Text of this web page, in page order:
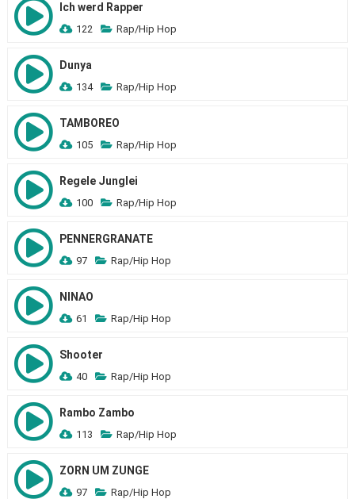
Ich werd Rapper
122 Rap/Hip Hop
Dunya
134 Rap/Hip Hop
TAMBOREO
105 Rap/Hip Hop
Regele Junglei
100 Rap/Hip Hop
PENNERGRANATE
97 Rap/Hip Hop
NINAO
61 Rap/Hip Hop
Shooter
40 Rap/Hip Hop
Rambo Zambo
113 Rap/Hip Hop
ZORN UM ZUNGE
97 Rap/Hip Hop